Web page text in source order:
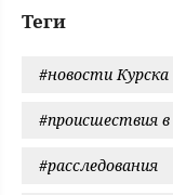
Теги
#новости Курска
#происшествия
#расследования